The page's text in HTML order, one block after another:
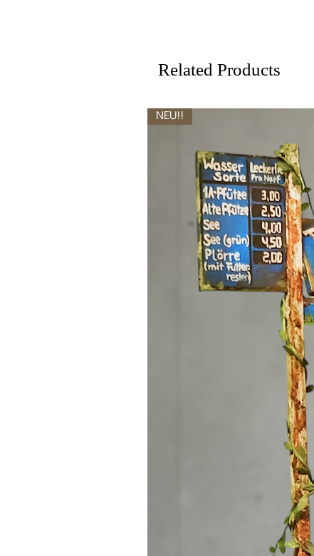
Related Products
NEU!!